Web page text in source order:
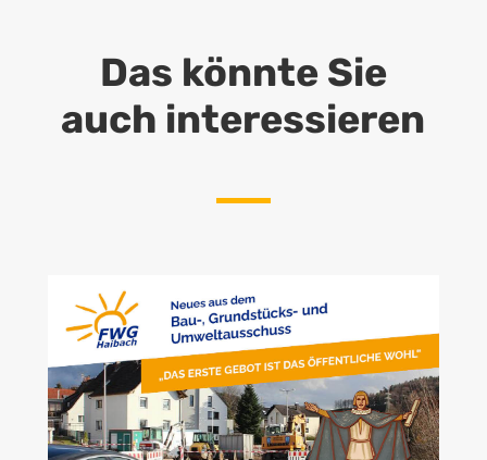
Das könnte Sie
auch interessieren